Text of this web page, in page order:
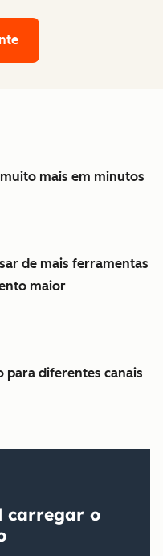
mais em minutos
de mais ferramentas
maior
para diferentes canais